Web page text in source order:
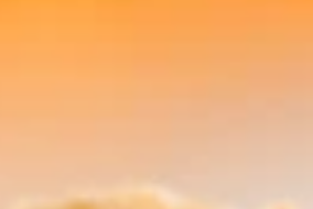
Portail adhérent